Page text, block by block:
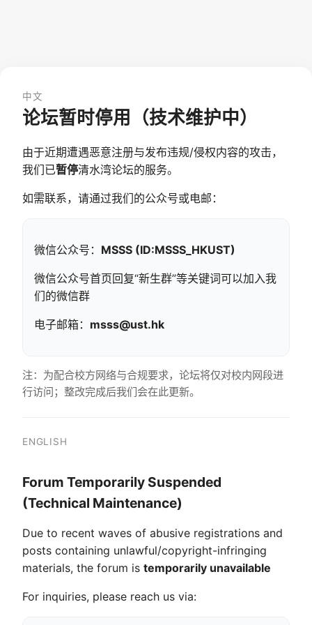
中文
论坛暂时停用（技术维护中）
由于近期遭遇恶意注册与发布违规/侵权内容的攻击，
我们已暂停清水湾论坛的服务。
如需联系，请通过我们的公众号或电邮：
微信公众号： MSSS (ID:MSSS_HKUST)
微信公众号首页回复“新生群”等关键词可以加入我
们的微信群
电子邮箱： msss@ust.hk
注：为配合校方网络与合规要求，论坛将仅对校内网段进
行访问；整改完成后我们会在此更新。
ENGLISH
Forum Temporarily Suspended
(Technical Maintenance)
Due to recent waves of abusive registrations and
posts containing unlawful/copyright-infringing
materials, the forum is temporarily unavailable
For inquiries, please reach us via: